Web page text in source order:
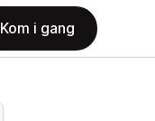
Kom i gang